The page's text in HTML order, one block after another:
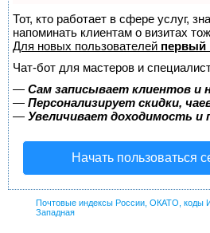
Тот, кто работает в сфере услуг,
напоминать клиентам о визитах
Для новых пользователей первый
Чат-бот для мастеров и
— Сам записывает клиентов и
— Персонализирует скидки,
— Увеличивает доходимость
Начать пользоваться
Почтовые индексы России, ОКАТО, коды
Западная